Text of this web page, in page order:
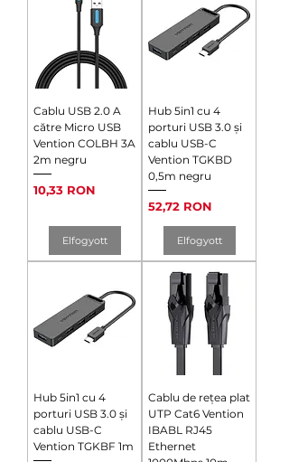
Cablu USB 2.0 A
către Micro USB
Vention COLBH 3A
2m negru
Ár
10,33 RON
Elfogyott
Hub 5in1 cu 4
porturi USB 3.0 și
cablu USB-C
Vention TGKBD
0,5m negru
Ár
52,72 RON
Elfogyott
Hub 5in1 cu 4
porturi USB 3.0 și
cablu USB-C
Vention TGKBF 1m
Cablu de rețea plat
UTP Cat6 Vention
IBABL RJ45
Ethernet